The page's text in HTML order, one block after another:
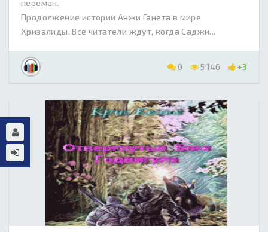
перемен.
Продолжение истории Анжи Ганета в мире
Хризалиды. Все читатели ждут, когда Саджи...
0 5 146 +3